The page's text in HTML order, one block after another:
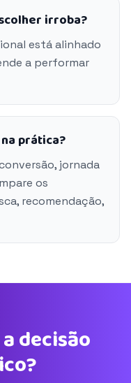
irroba?
está alinhado
a performar
prática?
jornada
os
recomendação,
decisão